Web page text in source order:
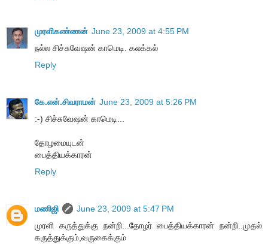
முரளிகண்ணன் June 23, 2009 at 4:55 PM
நல்ல சிச்சுவேஷன் காமெடி. கலக்கல்
Reply
கே.என்.சிவராமன் June 23, 2009 at 5:26 PM
:-) சிச்சுவேஷன் காமெடி...
தோழமையுடன்
பைத்தியக்காரன்
Reply
மணிஜி
June 23, 2009 at 5:47 PM
முரளி கருத்துக்கு நன்றி...தோழர் பைத்தியக்காரன் நன்றி..முதல்
கருத்துக்கும்,வருகைக்கும்